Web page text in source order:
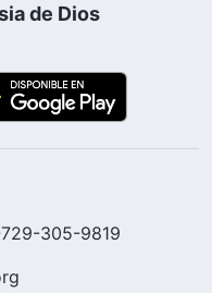
de Dios
305-9819